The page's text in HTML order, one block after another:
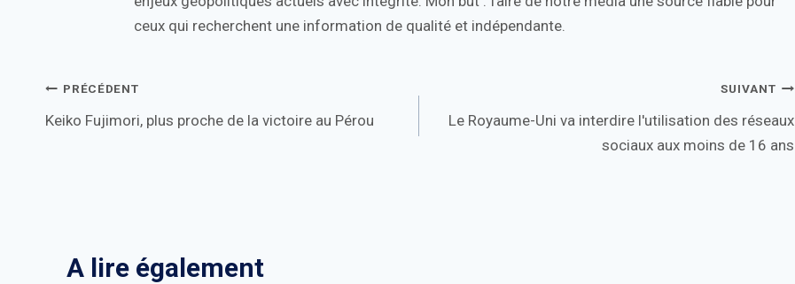
ceux qui recherchent une information de qualité et indépendante.
Navigation
de
PRÉCÉDENT
Keiko Fujimori, plus proche de la victoire au Pérou
SUIVANT
Le Royaume-Uni va interdire l'utilisation des réseaux
sociaux aux moins de 16 ans
A lire également